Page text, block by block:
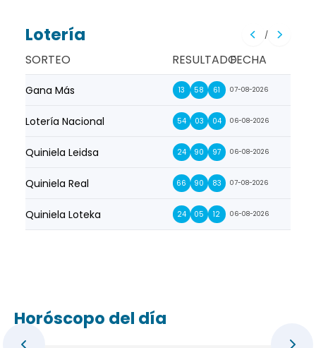
Lotería /
SORTEO RESULTADOFECHA
Gana Más 13 58 61 07-08-2026
Lotería Nacional 54 03 04 06-08-2026
Quiniela Leidsa 24 90 97 06-08-2026
Quiniela Real 66 90 83 07-08-2026
Quiniela Loteka 24 05 12 06-08-2026
Horóscopo del día